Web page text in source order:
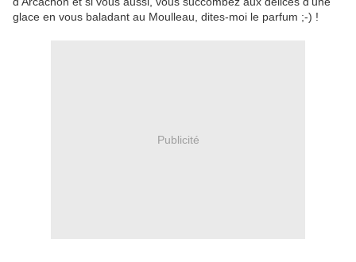
glace en vous baladant au Moulleau, dites-moi le parfum ;-) !
Publicité